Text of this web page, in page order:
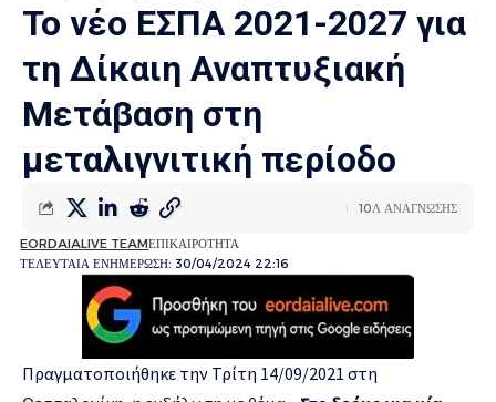
Το νέο ΕΣΠΑ 2021-2027 για
τη Δίκαιη Αναπτυξιακή
Μετάβαση στη
μεταλιγνιτική περίοδο
ΤΕΛΕΥΤΑΙΑ ΕΝΗΜΕΡΩΣΗ: 30/04/2024 22:16
EORDAIALIVE TEAMΕΠΙΚΑΙΡΟΤΗΤΑ
10Λ ΑΝΑΓΝΩΣΗΣ
Πραγματοποιήθηκε την Τρίτη 14/09/2021 στη